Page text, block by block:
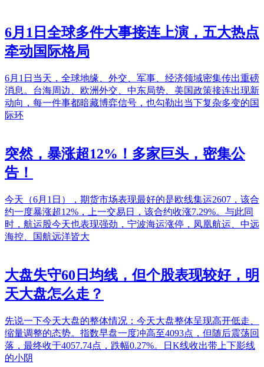
6月1日全球多件大事接连上演，五大热点
牵动国际格局
6月1日当天，全球地缘、外交、军事、经济领域密集传出重磅
消息。台海周边、欧洲外交、中东局势、美国政策接连出现新
动向，每一件事都暗藏博弈信号，也勾勒出当下复杂多变的国
际环
突然，暴涨超12%！多家巨头，密集公
告！
今天（6月1日），期货市场表现最好的是欧线集运2607，该合
约一度暴涨超12%，上一交易日，该合约收涨7.29%。与此同
时，航运股今天也表现强劲，宁波海运涨停，凤凰航运、中远
海控、国航远洋皆大
大盘失守60日均线，但个股表现较好，明
天大盘怎么走？
先说一下今天大盘的整体情况：今天大盘整体呈现高开低走、
缩量调整的态势。指数早盘一度冲高至4093点，但随后震荡回
落，最终收于4057.74点，跌幅0.27%。日K线收出带上下影线
的小阴